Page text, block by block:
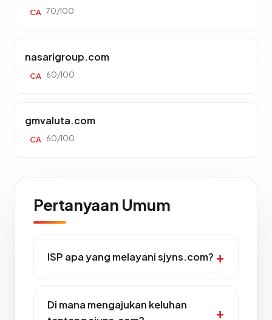
CA 70/100
nasarigroup.com
CA 60/100
gmvaluta.com
CA 60/100
Pertanyaan Umum
ISP apa yang melayani sjyns.com?
Di mana mengajukan keluhan